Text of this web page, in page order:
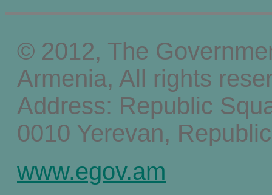
© 2012, The
Armenia, All rights
Address: Republic
0010 Yerevan,
www.egov.am